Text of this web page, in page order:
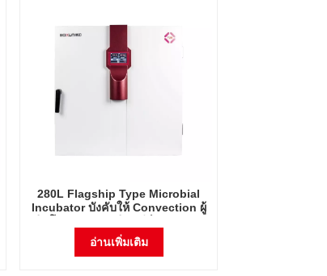
280L Flagship Type Microbial
Incubator บังคับให้ Convection ผู้
อุณหภูมิคงที่
อ่านเพิ่มเติม